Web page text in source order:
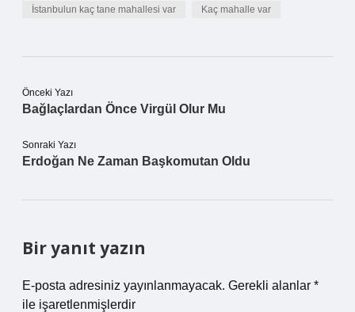
İstanbulun kaç tane mahallesi var Kaç mahalle var
Önceki Yazı
Bağlaçlardan Önce Virgül Olur Mu
Sonraki Yazı
Erdoğan Ne Zaman Başkomutan Oldu
Bir yanıt yazın
E-posta adresiniz yayınlanmayacak. Gerekli alanlar *
ile işaretlenmişlerdir